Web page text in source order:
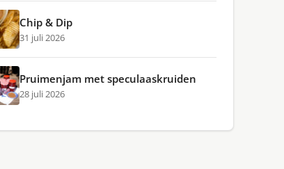
Chip & Dip
31 juli 2026
Pruimenjam met speculaaskruiden
28 juli 2026